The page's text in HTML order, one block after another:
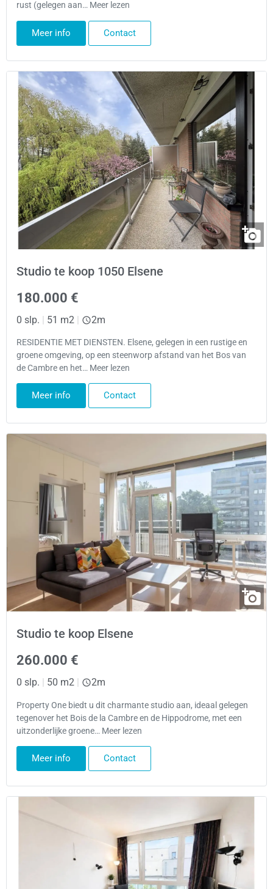
rust (gelegen aan… Meer lezen
Meer info Contact
Studio te koop 1050 Elsene
180.000 €
0 slp. | 51 m2 | 2m
RESIDENTIE MET DIENSTEN. Elsene, gelegen in een rustige en
groene omgeving, op een steenworp afstand van het Bos van
de Cambre en het… Meer lezen
Meer info Contact
Studio te koop Elsene
260.000 €
0 slp. 50 m2 2m
Property One biedt u dit charmante studio aan, ideaal gelegen
tegenover het Bois de la Cambre en de Hippodrome, met een
uitzonderlijke groene… Meer lezen
Meer info Contact